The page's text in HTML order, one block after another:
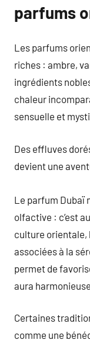
parfums
Les parfums
riches : ambre,
ingrédients
chaleur
sensuelle et
Des effluves
devient une
Le parfum Dubaï
olfactive : c’est
culture orientale,
associées à la
permet de
aura
Certaines
comme une